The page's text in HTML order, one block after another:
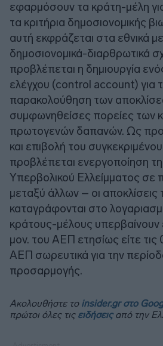
εφαρμόσουν τα κράτη-μέλη
τα κριτήρια δημοσιονομικής
αυτή εκφράζεται στα εθνικά
δημοσιονομικά-διαρθρωτικά
προβλέπεται η δημιουργία
ελέγχου (control account) για
παρακολούθηση των
συμφωνηθείσες πορείες των
πρωτογενών δαπανών. Ως
και επιβολή του
προβλέπεται ενεργοποίηση
Υπερβολικού Ελλείμματος
μεταξύ άλλων – οι αποκλίσεις
καταγράφονται στο
κράτους-μέλους υπερβαίνουν
μον. του ΑΕΠ ετησίως είτε
ΑΕΠ σωρευτικά για την
προσαρμογής.
Ακολουθήστε το insider.gr στο
πρώτοι όλες τις ειδήσειςαπό την